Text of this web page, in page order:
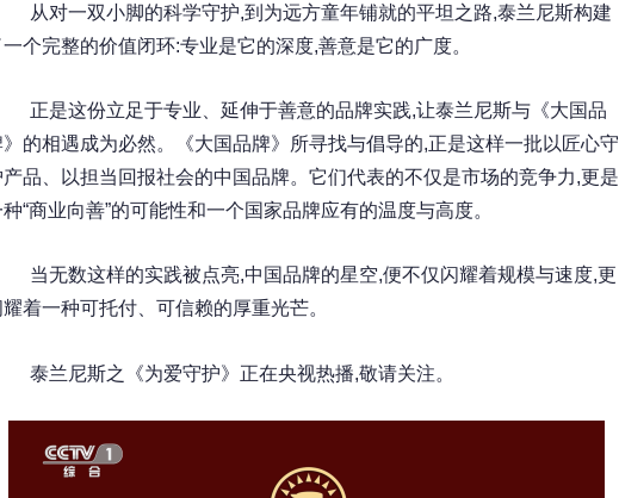
从对一双小脚的科学守护,到为远方童年铺就的平坦之路,泰兰尼斯构建
一个完整的价值闭环:专业是它的深度,善意是它的广度。
正是这份立足于专业、延伸于善意的品牌实践,让泰兰尼斯与《大国品
》的相遇成为必然。《大国品牌》所寻找与倡导的,正是这样一批以匠心守
产品、以担当回报社会的中国品牌。它们代表的不仅是市场的竞争力,更是
“商业向善”的可能性和一个国家品牌应有的温度与高度。
当无数这样的实践被点亮,中国品牌的星空,便不仅闪耀着规模与速度,更
耀着一种可托付、可信赖的厚重光芒。
泰兰尼斯之《为爱守护》正在央视热播,敬请关注。